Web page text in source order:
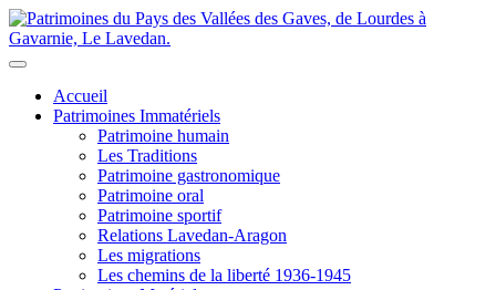
Accueil
Patrimoines Immatériels
Patrimoine humain
Les Traditions
Patrimoine gastronomique
Patrimoine oral
Patrimoine sportif
Relations Lavedan-Aragon
Les migrations
Les chemins de la liberté 1936-1945